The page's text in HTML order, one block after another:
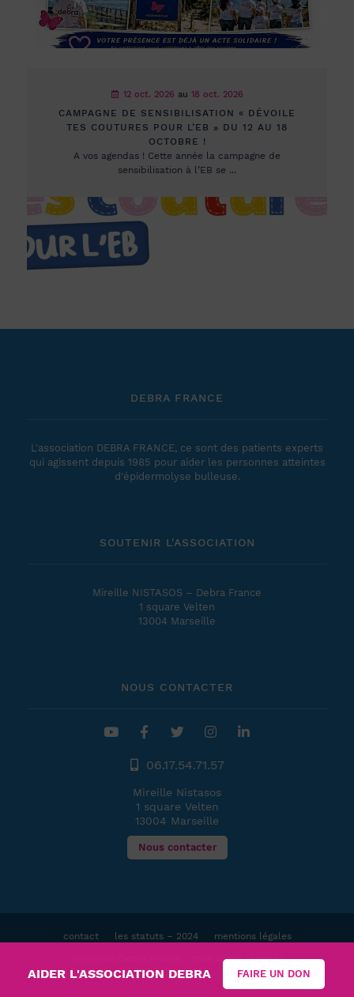
12 oct. 2026 au 18 oct. 2026
CAMPAGNE DE SENSIBILISATION « DÉVOILE
TES COUTURES POUR L’EB » DU 12 AU 18
OCTOBRE !
A vos agendas ! Cette année la campagne de
sensibilisation à l’EB se ...
DEBRA FRANCE
L'association DEBRA FRANCE, ce sont des patients experts
qui agissent depuis 1985 pour aider les personnes atteintes
d'épidermolyse bulleuse.
SOUTENIR L'ASSOCIATION
Mireille NISTASOS – Debra France
1 square Velten
13004 Marseille
NOUS CONTACTER
06.17.54.71.57
Mireille Nistasos
1 square Velten
13004 Marseille
Nous contacter
contact les statuts – 2024 mentions légales
Debra France - tous droits réservés
AIDER L'ASSOCIATION DEBRA FAIRE UN DON